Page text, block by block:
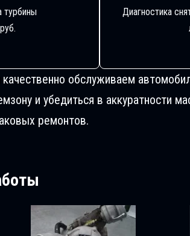
турбины
Диагностика
обслуживаем
и убедиться в аккуратности
ремонтов.